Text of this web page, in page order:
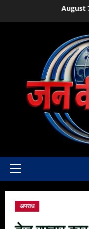
to
August
Primary
अपराध